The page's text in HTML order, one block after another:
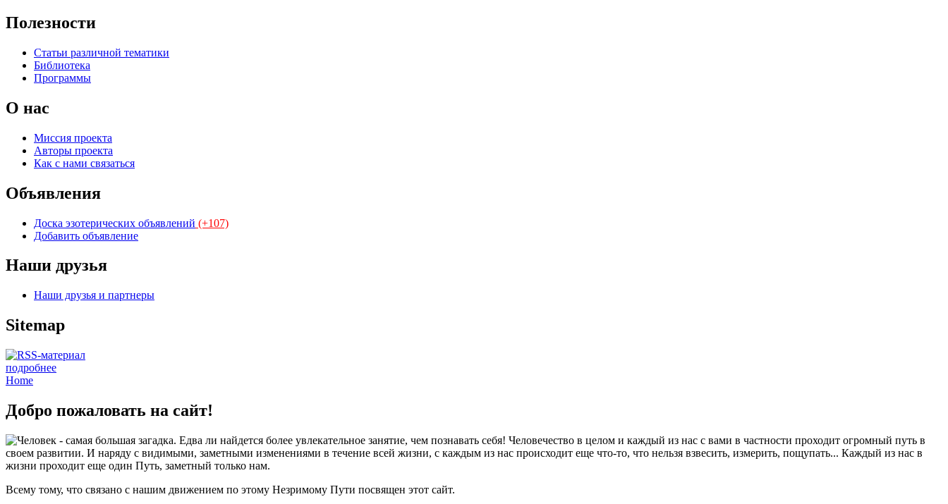
Полезности
Статьи различной тематики
Библиотека
Программы
О нас
Миссия проекта
Авторы проекта
Как с нами связаться
Объявления
Доска эзотерических объявлений (+107)
Добавить объявление
Наши друзья
Наши друзья и партнеры
Sitemap
подробнее
Home
Добро пожаловать на сайт!
Человек - самая большая загадка. Едва ли найдется более увлекательное занятие, чем познавать себя! Человечество в целом и каждый из нас с вами в частности проходит огромный путь в
своем развитии. И наряду с видимыми, заметными изменениями в течение всей жизни, с каждым из нас происходит еще что-то, что нельзя взвесить, измерить, пощупать... Каждый из нас в
жизни проходит еще один Путь, заметный только нам.
Всему тому, что связано с нашим движением по этому Незримому Пути посвящен этот сайт.